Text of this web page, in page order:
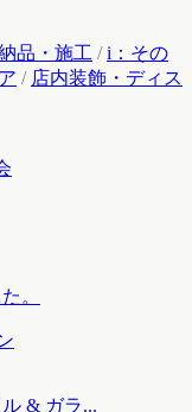
品・施工 /i：その
/ 店内装飾・ディス
。
& ガラ...